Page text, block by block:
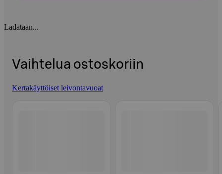
Ladataan...
Vaihtelua ostoskoriin
Kertakäyttöiset leivontavuoat